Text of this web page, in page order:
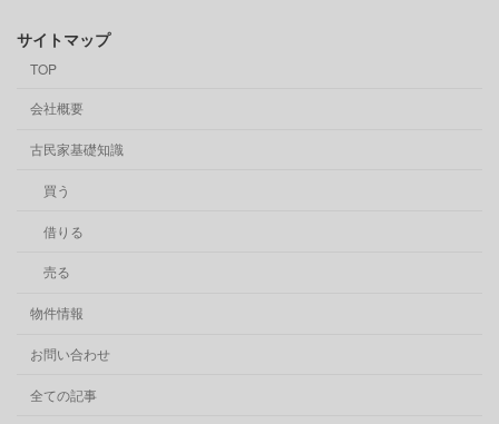
サイトマップ
TOP
会社概要
古民家基礎知識
買う
借りる
売る
物件情報
お問い合わせ
全ての記事